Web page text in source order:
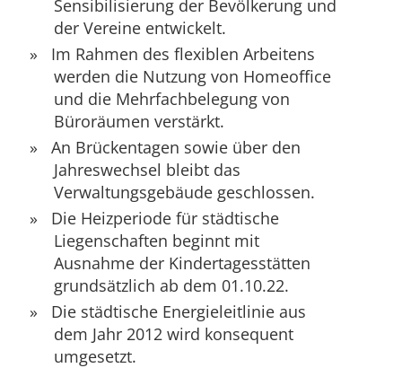
Sensibilisierung der Bevölkerung und
der Vereine entwickelt.
Im Rahmen des flexiblen Arbeitens
werden die Nutzung von Homeoffice
und die Mehrfachbelegung von
Büroräumen verstärkt.
An Brückentagen sowie über den
Jahreswechsel bleibt das
Verwaltungsgebäude geschlossen.
Die Heizperiode für städtische
Liegenschaften beginnt mit
Ausnahme der Kindertagesstätten
grundsätzlich ab dem 01.10.22.
Die städtische Energieleitlinie aus
dem Jahr 2012 wird konsequent
umgesetzt.